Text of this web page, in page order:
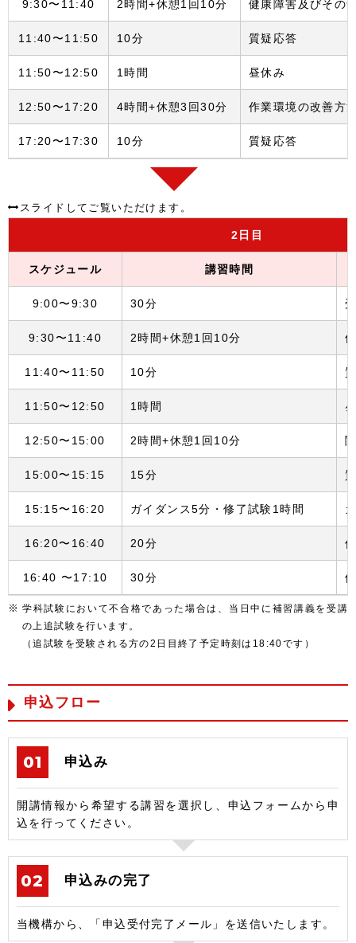
9:30〜11:40 2時間+休憩1回10分 健康障害及びその
11:40〜11:50 10分 質疑応答
11:50〜12:50 1時間 昼休み
12:50〜17:20 4時間+休憩3回30分 作業環境の改善方
17:20〜17:30 10分 質疑応答
2 日目
スケジュール 講習時間
9:00〜9:30 30分
9:30〜11:40 2時間+休憩1回10分
11:40〜11:50 10分
11:50〜12:50 1時間
12:50〜15:00 2時間+休憩1回10分
15:00〜15:15 15分
15:15〜16:20 ガイダンス5分・修了試験1時間
16:20〜16:40 20分
16:40 〜17:10 30分
学科試験において不合格であった場合は、当日中に補習講義を受講
の上追試験を行います。
（追試験を受験される方の2日目終了予定時刻は18:40です）
申込フロー
申込み
開講情報から希望する講習を選択し、申込フォームから申
込を行ってください。
申込みの完了
当機構から、「申込受付完了メール」を送信いたします。